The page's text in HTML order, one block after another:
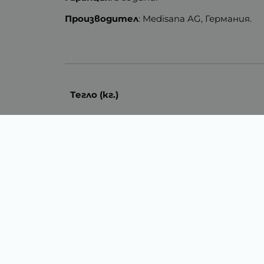
Производител: Medisana AG, Германия.
Тегло (кг.)